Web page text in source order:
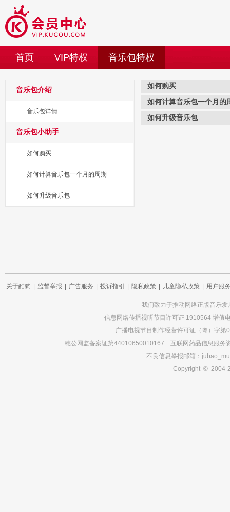
首页 VIP特权 音乐包特权
音乐包介绍
音乐包详情
音乐包小助手
如何购买
如何计算音乐包一个月的周期
如何升级音乐包
如何购买
如何计算音乐包一个月的
如何升级音乐包
关于酷狗 监督举报 广告服务 投诉指引 隐私政策 儿童隐私政策 用户服
我们致力于推动网络正版音乐
信息网络传播视听节目许可证 1910564 增
广播电视节目制作经营许可证（粤）字
穗公网监备案证第44010650010167 互联网药品信息服务
不良信息举报邮箱：
Copyright © 2004-